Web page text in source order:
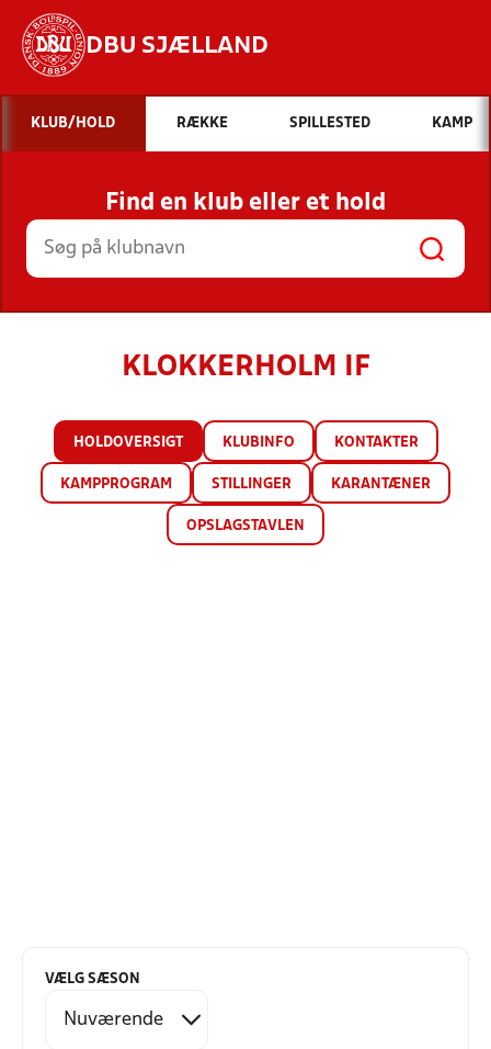
DBU SJÆLLAND
Hvad vil du søge efter?
INDHOLD OG NYHEDER
STILLINGER, RESULTATER, KLUBBER OG
HOLD
KLUB/HOLD RÆKKE SPILLESTED KAMP
Find en klub eller et hold
KLOKKERHOLM IF
HOLDOVERSIGT KLUBINFO KONTAKTER
KAMPPROGRAM STILLINGER KARANTÆNER
OPSLAGSTAVLEN
VÆLG SÆSON